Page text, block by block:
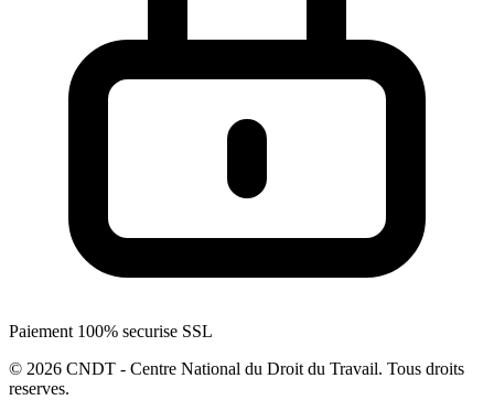
Paiement 100% securise SSL
© 2026 CNDT - Centre National du Droit du Travail. Tous droits
reserves.